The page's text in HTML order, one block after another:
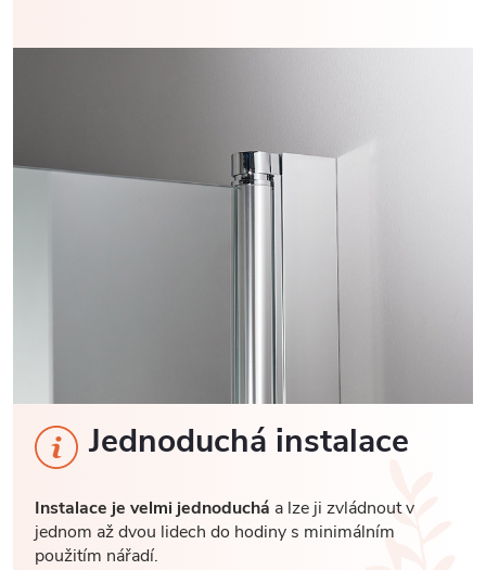
Jednoduchá instalace
Instalace je velmi jednoduchá a lze ji zvládnout v
jednom až dvou lidech do hodiny s minimálním
použitím nářadí.